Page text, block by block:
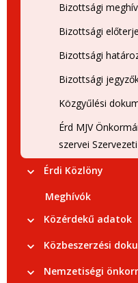
Bizottsági
Bizottsági
Bizottsági
Bizottsági
Közgyűlési
Érd MJV
szervei
Érdi Közlöny
Meghívók
Közérdekű adatok
Közbeszerzési
Nemzetiségi